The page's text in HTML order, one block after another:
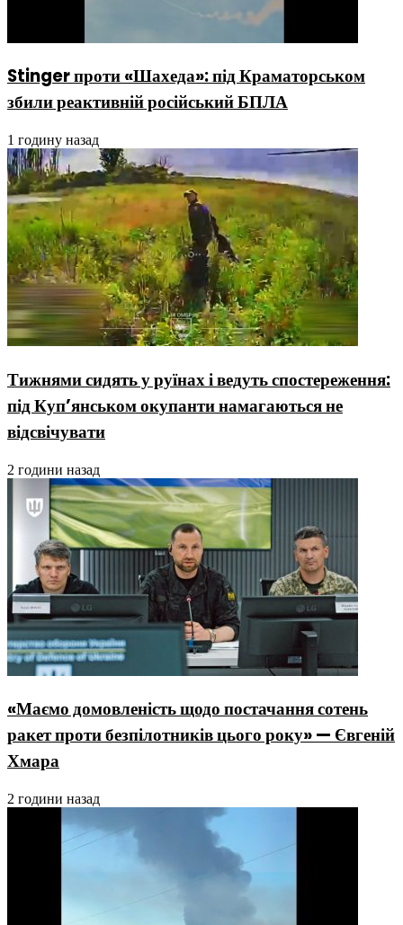
Stinger проти «Шахеда»: під Краматорськом
збили реактивній російський БПЛА
1 годину назад
Тижнями сидять у руїнах і ведуть спостереження:
під Куп’янськом окупанти намагаються не
відсвічувати
2 години назад
«Маємо домовленість щодо постачання сотень
ракет проти безпілотників цього року» — Євгеній
Хмара
2 години назад